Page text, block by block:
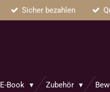
Sicher bezahlen
E-Book Zubehör